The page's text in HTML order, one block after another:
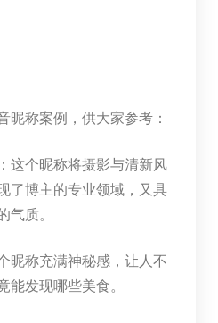
昵称案例，供大家参考：
：这个昵称将摄影与清新风
了博主的专业领域，又具
气质。
昵称充满神秘感，让人不
能发现哪些美食。